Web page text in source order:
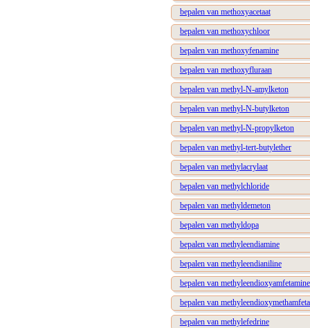
bepalen van methoxyacetaat
bepalen van methoxychloor
bepalen van methoxyfenamine
bepalen van methoxyfluraan
bepalen van methyl-N-amylketon
bepalen van methyl-N-butylketon
bepalen van methyl-N-propylketon
bepalen van methyl-tert-butylether
bepalen van methylacrylaat
bepalen van methylchloride
bepalen van methyldemeton
bepalen van methyldopa
bepalen van methyleendiamine
bepalen van methyleendianiline
bepalen van methyleendioxyamfetamine
bepalen van
bepalen van methylefedrine